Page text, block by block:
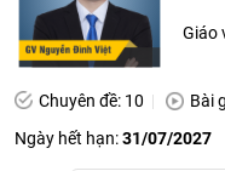
Giáo
Chuyên đề: 10 Bài
Ngày hết hạn:31/07/2027